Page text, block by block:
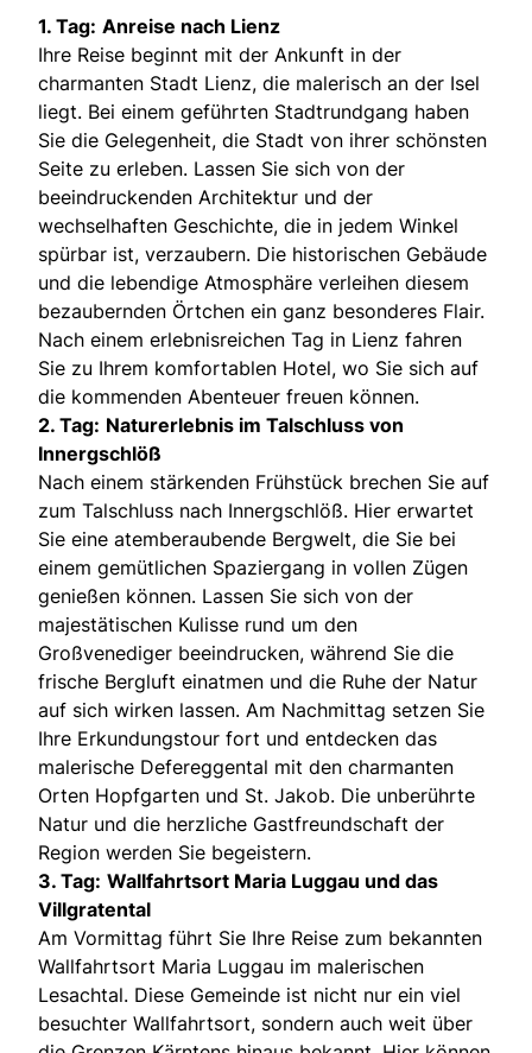
1. Tag: Anreise nach Lienz
Ihre Reise beginnt mit der Ankunft in der
charmanten Stadt Lienz, die malerisch an der Isel
liegt. Bei einem geführten Stadtrundgang haben
Sie die Gelegenheit, die Stadt von ihrer schönsten
Seite zu erleben. Lassen Sie sich von der
beeindruckenden Architektur und der
wechselhaften Geschichte, die in jedem Winkel
spürbar ist, verzaubern. Die historischen Gebäude
und die lebendige Atmosphäre verleihen diesem
bezaubernden Örtchen ein ganz besonderes Flair.
Nach einem erlebnisreichen Tag in Lienz fahren
Sie zu Ihrem komfortablen Hotel, wo Sie sich auf
die kommenden Abenteuer freuen können.
2. Tag: Naturerlebnis im Talschluss von
Innergschlöß
Nach einem stärkenden Frühstück brechen Sie auf
zum Talschluss nach Innergschlöß. Hier erwartet
Sie eine atemberaubende Bergwelt, die Sie bei
einem gemütlichen Spaziergang in vollen Zügen
genießen können. Lassen Sie sich von der
majestätischen Kulisse rund um den
Großvenediger beeindrucken, während Sie die
frische Bergluft einatmen und die Ruhe der Natur
auf sich wirken lassen. Am Nachmittag setzen Sie
Ihre Erkundungstour fort und entdecken das
malerische Defereggental mit den charmanten
Orten Hopfgarten und St. Jakob. Die unberührte
Natur und die herzliche Gastfreundschaft der
Region werden Sie begeistern.
3. Tag: Wallfahrtsort Maria Luggau und das
Villgratental
Am Vormittag führt Sie Ihre Reise zum bekannten
Wallfahrtsort Maria Luggau im malerischen
Lesachtal. Diese Gemeinde ist nicht nur ein viel
besuchter Wallfahrtsort, sondern auch weit über